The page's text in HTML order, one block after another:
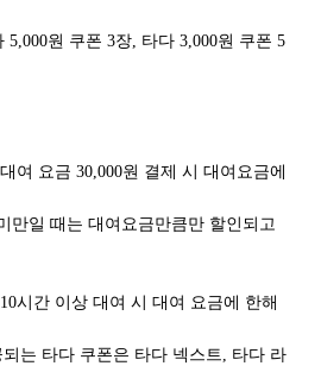
5,000원 쿠폰 3장, 타다 3,000원 쿠폰 5
여 요금 30,000원 결제 시 대여요금에
만일 때는 대여요금만큼만 할인되고
시간 이상 대여 시 대여 요금에 한해
는 타다 쿠폰은 타다 넥스트, 타다 라